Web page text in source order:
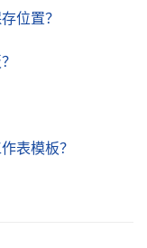
位置？
表模板？